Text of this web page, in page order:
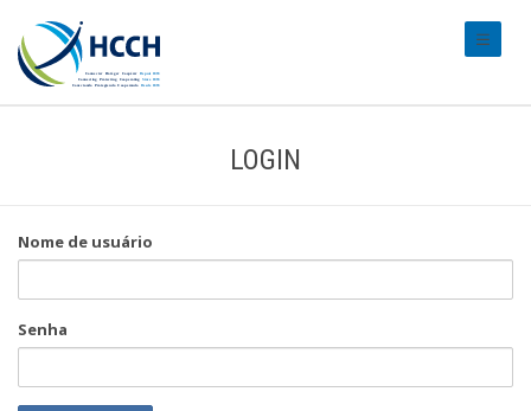
LOGIN
Nome de usuário
Senha